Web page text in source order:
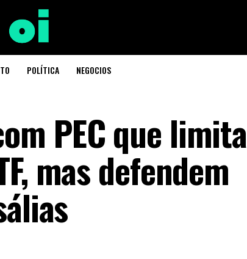
POLÍTICA NEGOCIOS
PEC que limita
mas defendem